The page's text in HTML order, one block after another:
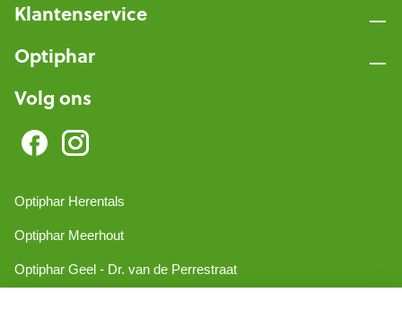
Klantenservice
Optiphar
Volg ons
Optiphar Herentals
Optiphar Meerhout
Optiphar Geel - Dr. van de Perrestraat